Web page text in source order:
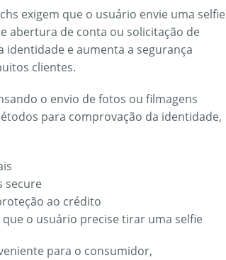
exigem que o usuário envie uma selfie
abertura de conta ou solicitação de
identidade e aumenta a segurança
clientes.
o envio de fotos ou filmagens
para comprovação da identidade,
secure
ao crédito
o usuário precise tirar uma selfie
para o consumidor,